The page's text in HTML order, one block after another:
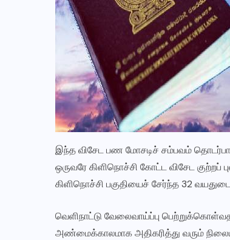
இந்த விசேட பண மோசடிச் சம்பவம்
ஒருவரே கிளிநொச்சி கோட்ட விசேட குற்றப்
கிளிநொச்சி பகுதியைச் சேர்ந்த 32
வெளிநாட்டு வேலைவாய்ப்பு
அண்மைக்காலமாக அதிகரித்து வரும்